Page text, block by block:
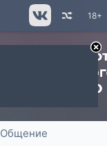
18+
Общение